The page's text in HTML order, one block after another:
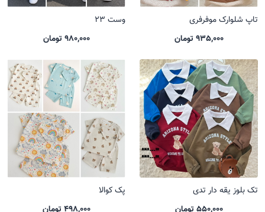
تاپ شلوارک موفرفری
935,000 تومان
وست 23
980,000 تومان
تک بلوز یقه دار تدی
550,000 تومان
پک کوالا
498,000 تومان